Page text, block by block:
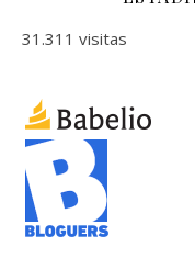
31.311 visitas